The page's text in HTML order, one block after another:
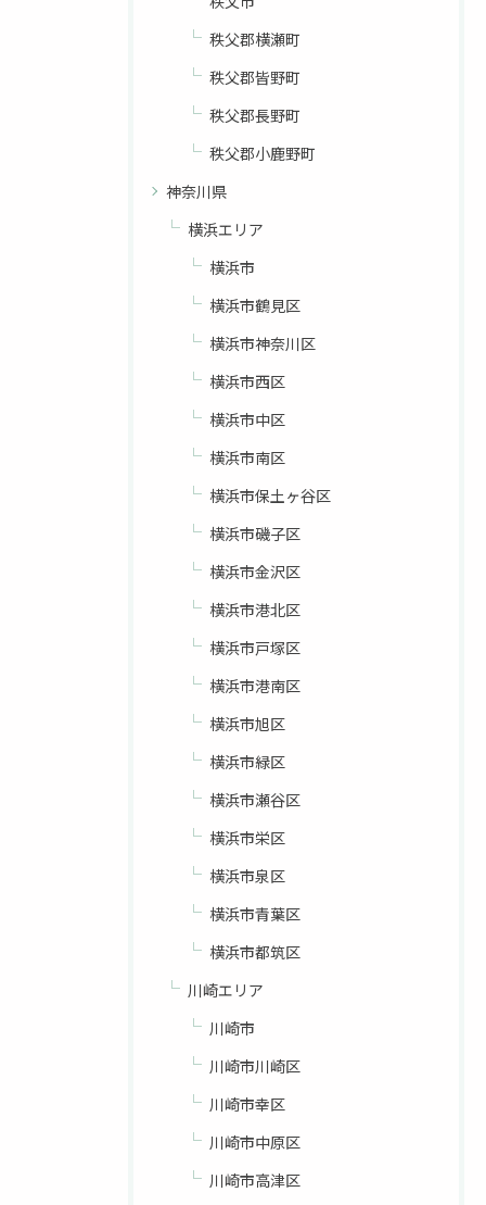
秩父郡横瀬町
秩父郡皆野町
秩父郡長野町
秩父郡小鹿野町
神奈川県
横浜エリア
横浜市
横浜市鶴見区
横浜市神奈川区
横浜市西区
横浜市中区
横浜市南区
横浜市保土ヶ谷区
横浜市磯子区
横浜市金沢区
横浜市港北区
横浜市戸塚区
横浜市港南区
横浜市旭区
横浜市緑区
横浜市瀬谷区
横浜市栄区
横浜市泉区
横浜市青葉区
横浜市都筑区
川崎エリア
川崎市
川崎市川崎区
川崎市幸区
川崎市中原区
川崎市高津区